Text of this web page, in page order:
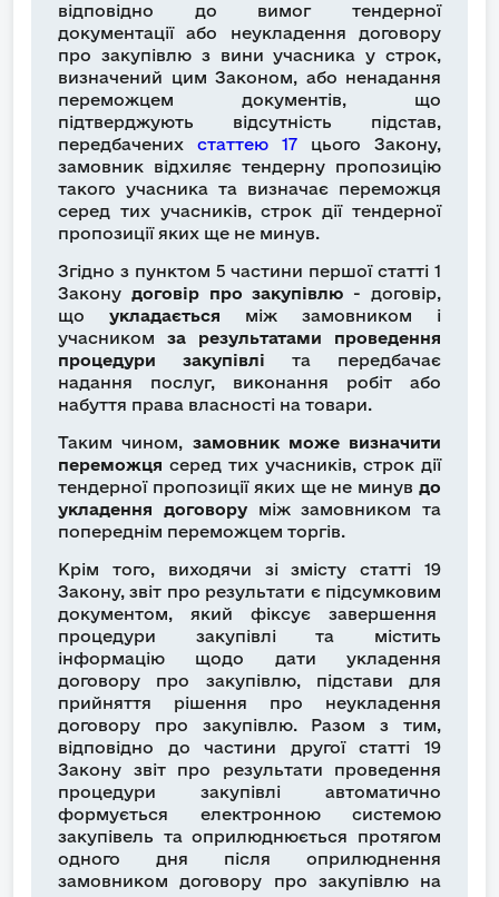
відповідно до вимог тендерної
документації або неукладення договору
про закупівлю з вини учасника у строк,
визначений цим Законом, або ненадання
переможцем документів, що
підтверджують відсутність підстав,
передбачених статтею 17 цього Закону,
замовник відхиляє тендерну пропозицію
такого учасника та визначає переможця
серед тих учасників, строк дії тендерної
пропозиції яких ще не минув.
Згідно з пунктом 5 частини першої статті 1
Закону договір про закупівлю - договір,
що укладається між замовником і
учасником за результатами проведення
процедури закупівлі та передбачає
надання послуг, виконання робіт або
набуття права власності на товари.
Таким чином, замовник може визначити
переможця серед тих учасників, строк дії
тендерної пропозиції яких ще не минув до
укладення договоруміж замовником та
попереднім переможцем торгів.
Крім того, виходячи зі змісту статті 19
Закону, звіт про результати є підсумковим
документом, який фіксує завершення
процедури закупівлі та містить
інформацію щодо дати укладення
договору про закупівлю, підстави для
прийняття рішення про неукладення
договору про закупівлю. Разом з тим,
відповідно до частини другої статті 19
Закону звіт про результати проведення
процедури закупівлі автоматично
формується електронною системою
закупівель та оприлюднюється протягом
одного дня після оприлюднення
замовником договору про закупівлю на